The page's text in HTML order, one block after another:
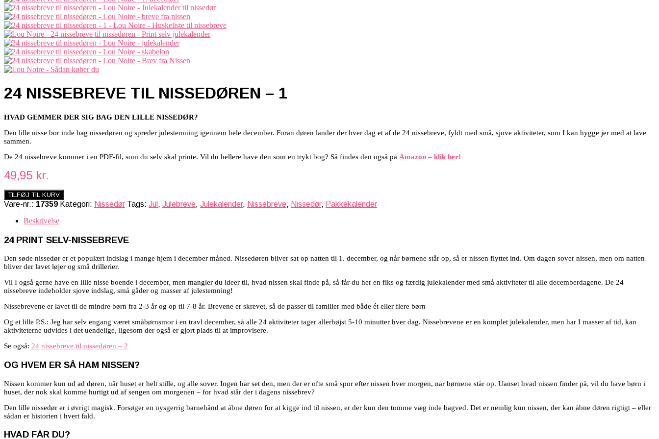
24 NISSEBREVE TIL NISSEDØREN – 1
HVAD GEMMER DER SIG BAG DEN LILLE NISSEDØR?
Den lille nisse bor inde bag nissedøren og spreder julestemning igennem hele december. Foran døren lander der hver dag et af de 24 nissebreve, fyldt med små, sjove aktiviteter, som I kan hygge jer med at lave
sammen.
De 24 nissebreve kommer i en PDF-fil, som du selv skal printe. Vil du hellere have den som en trykt bog? Så findes den også på Amazon – klik her!
49,95 kr.
TILFØJ TIL KURV
Vare-nr.: 17359 Kategori: Nissedør Tags: Jul , Julebreve, Julekalender, Nissebreve, Nissedør, Pakkekalender
Beskrivelse
24 PRINT SELV-NISSEBREVE
Den søde nissedør er et populært indslag i mange hjem i december måned. Nissedøren bliver sat op natten til 1. december, og når børnene står op, så er nissen flyttet ind. Om dagen sover nissen, men om natten
bliver der lavet løjer og små drillerier.
Vil I også gerne have en lille nisse boende i december, men mangler du ideer til, hvad nissen skal finde på, så får du her en fiks og færdig julekalender med små aktiviteter til alle decemberdagene. De 24
nissebreve indeholder sjove indslag, små gåder og masser af julestemning!
Nissebrevene er lavet til de mindre børn fra 2-3 år og op til 7-8 år. Brevene er skrevet, så de passer til familier med både ét eller flere børn
Og et lille P.S.: Jeg har selv engang været småbørnsmor i en travl december, så alle 24 aktiviteter tager allerhøjst 5-10 minutter hver dag. Nissebrevene er en komplet julekalender, men har I masser af tid, kan
aktiviteterne udvides i det uendelige, ligesom der også er gjort plads til at improvisere.
Se også: 24 nissebreve til nissedøren – 2
OG HVEM ER SÅ HAM NISSEN?
Nissen kommer kun ud ad døren, når huset er helt stille, og alle sover. Ingen har set den, men der er ofte små spor efter nissen hver morgen, når børnene står op. Uanset hvad nissen finder på, vil du have børn i
huset, der nok skal komme hurtigt ud af sengen om morgenen – for hvad står der i dagens nissebrev?
Den lille nissedør er i øvrigt magisk. Forsøger en nysgerrig barnehånd at åbne døren for at kigge ind til nissen, er der kun den tomme væg inde bagved. Det er nemlig kun nissen, der kan åbne døren rigtigt – eller
sådan er historien i hvert fald.
HVAD FÅR DU?